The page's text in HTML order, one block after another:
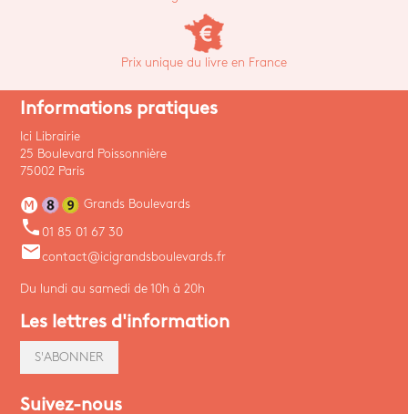
Prix unique du livre en France
Informations pratiques
Ici Librairie
25 Boulevard Poissonnière
75002 Paris
Grands Boulevards
phone 01 85 01 67 30
emailcontact@icigrandsboulevards.fr
Du lundi au samedi de 10h à 20h
Les lettres d'information
S'ABONNER
Suivez-nous